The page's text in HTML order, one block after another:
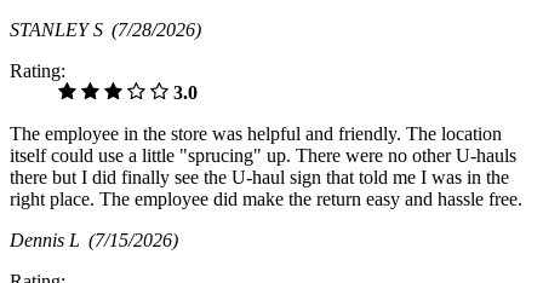
STANLEY S (7/28/2026)
Rating:
3.0
The employee in the store was helpful and friendly. The location
itself could use a little "sprucing" up. There were no other U-hauls
there but I did finally see the U-haul sign that told me I was in the
right place. The employee did make the return easy and hassle free.
Dennis L (7/15/2026)